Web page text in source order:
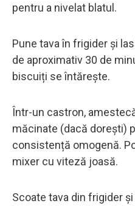
pentru a nivelat blatul.
Pune tava în frigider și
de aproximativ 30 de
biscuiți se întărește.
Într-un castron,
măcinate (dacă dorești)
consistență omogenă.
mixer cu viteză joasă.
Scoate tava din frigider